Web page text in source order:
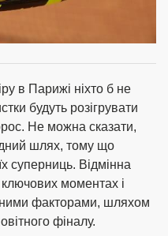
в Парижі ніхто б не
будуть розігрувати
Не можна сказати,
шлях, тому що
суперниць. Відмінна
ключових моментах і
факторами, шляхом
фіналу.